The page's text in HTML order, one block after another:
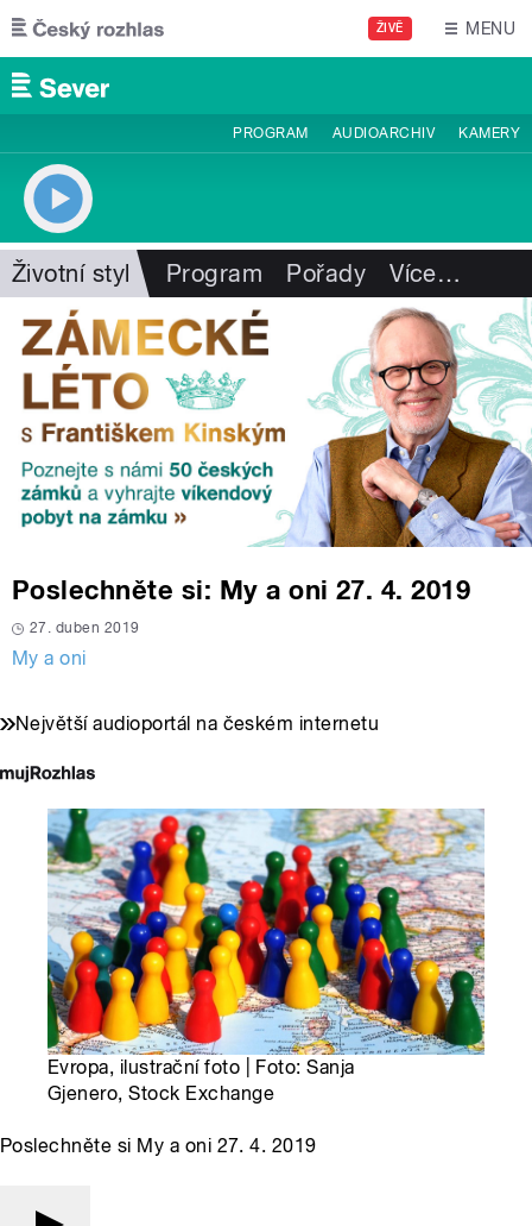
Přejít k hlavnímu obsahu
ŽIVĚ MENU
PROGRAM AUDIOARCHIV KAMERY
Životní styl Program Pořady Více…
Poslechněte si: My a oni 27. 4. 2019
27. duben 2019
My a oni
Největší audioportál na českém internetu
Evropa, ilustrační foto | Foto: Sanja
Gjenero, Stock Exchange
Poslechněte si My a oni 27. 4. 2019